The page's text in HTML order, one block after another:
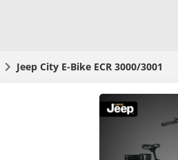
Jeep City E-Bike ECR 3000/3001